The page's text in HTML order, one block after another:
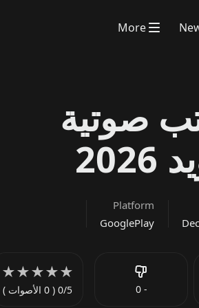
More
صوتية
Platform
GooglePlay
Like -
0
★
★
★
★
★
0/5 ( 0 الأصوات )